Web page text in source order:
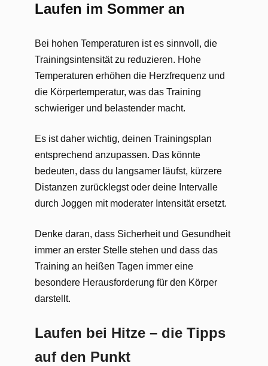
Laufen im Sommer an
Bei hohen Temperaturen ist es sinnvoll, die
Trainingsintensität zu reduzieren. Hohe
Temperaturen erhöhen die Herzfrequenz und
die Körpertemperatur, was das Training
schwieriger und belastender macht.
Es ist daher wichtig, deinen Trainingsplan
entsprechend anzupassen. Das könnte
bedeuten, dass du langsamer läufst, kürzere
Distanzen zurücklegst oder deine Intervalle
durch Joggen mit moderater Intensität ersetzt.
Denke daran, dass Sicherheit und Gesundheit
immer an erster Stelle stehen und dass das
Training an heißen Tagen immer eine
besondere Herausforderung für den Körper
darstellt.
Laufen bei Hitze – die Tipps
auf den Punkt